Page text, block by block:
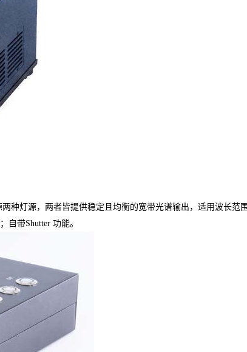
种灯源，两者皆提供稳定且均衡的宽带光谱输出，适用波长范
自带Shutter 功能。